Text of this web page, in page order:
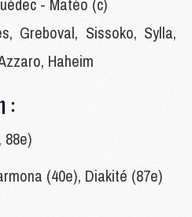
Greboval, Sissoko, Sylla,
Haheim
:
88e)
(40e), Diakité (87e)